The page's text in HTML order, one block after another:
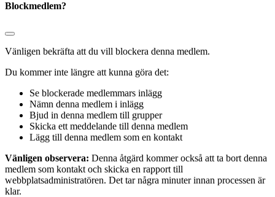
Blockmedlem?
Vänligen bekräfta att du vill blockera denna medlem.
Du kommer inte längre att kunna göra det:
Se blockerade medlemmars inlägg
Nämn denna medlem i inlägg
Bjud in denna medlem till grupper
Skicka ett meddelande till denna medlem
Lägg till denna medlem som en kontakt
Vänligen observera: Denna åtgärd kommer också att ta bort denna
medlem som kontakt och skicka en rapport till
webbplatsadministratören. Det tar några minuter innan processen är
klar.